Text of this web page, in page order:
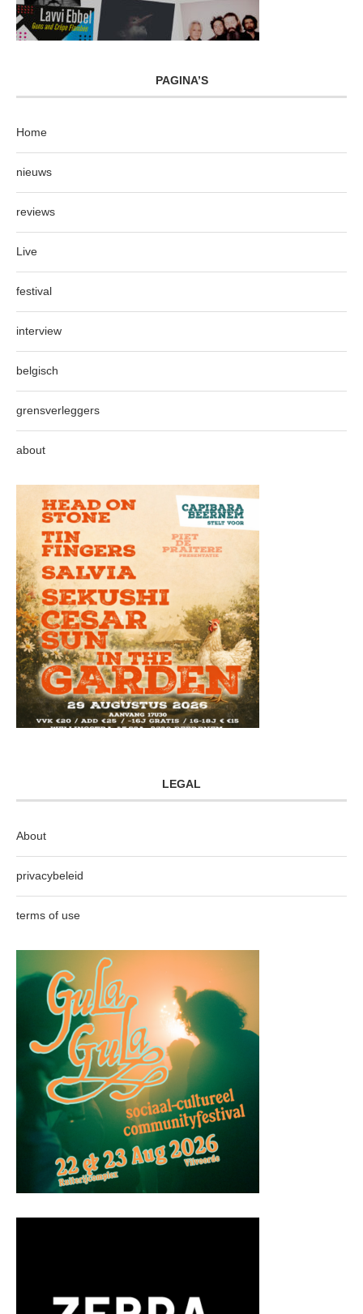
PAGINA’S
Home
nieuws
reviews
Live
festival
interview
belgisch
grensverleggers
about
LEGAL
About
privacybeleid
terms of use